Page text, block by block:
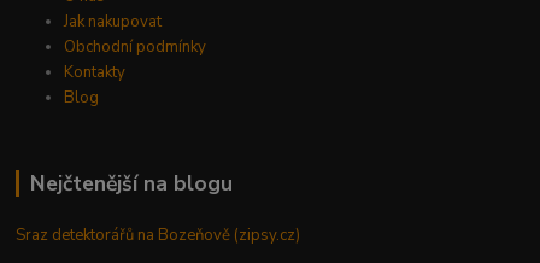
Jak nakupovat
Obchodní podmínky
Kontakty
Blog
Nejčtenější na blogu
Sraz detektorářů na Bozeňově (zipsy.cz)